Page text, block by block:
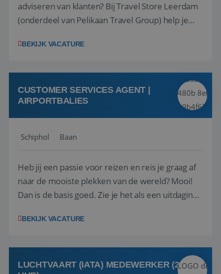
adviseren van klanten? Bij Travel Store Leerdam
(onderdeel van Pelikaan Travel Group) help je
vinden. Samen maken we van elke reis een
hebt in de reisbranche of j...
BEKIJK VACATURE
CUSTOMER SERVICES AGENT |
AIRPORTBALIES
Schiphol Baan
Heb jij een passie voor reizen en reis je graag af
naar de mooiste plekken van de wereld? Mooi!
Dan is de basis goed. Zie je het als een uitdaging
het samenstellen en boeken van de perfecte
deze onderdelen zijn nu samen gevoegd...
BEKIJK VACATURE
LUCHTVAART (IATA) MEDEWERKER (24-32